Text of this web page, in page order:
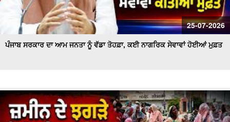
25-07-2026
ਪੰਜਾਬ ਸਰਕਾਰ ਦਾ ਆਮ ਜਨਤਾ ਨੂੰ ਵੱਡਾ ਤੋਹਫ਼ਾ, ਕਈ ਨਾਗਰਿਕ ਸੇਵਾਵਾਂ ਹੋਈਆਂ ਮੁਫ਼ਤ